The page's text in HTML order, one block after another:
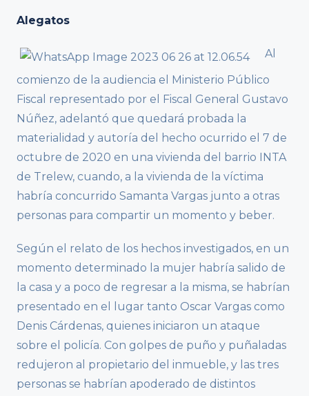
Alegatos
Al
comienzo de la audiencia el Ministerio Público
Fiscal representado por el Fiscal General Gustavo
Núñez, adelantó que quedará probada la
materialidad y autoría del hecho ocurrido el 7 de
octubre de 2020 en una vivienda del barrio INTA
de Trelew, cuando, a la vivienda de la víctima
habría concurrido Samanta Vargas junto a otras
personas para compartir un momento y beber.
Según el relato de los hechos investigados, en un
momento determinado la mujer habría salido de
la casa y a poco de regresar a la misma, se habrían
presentado en el lugar tanto Oscar Vargas como
Denis Cárdenas, quienes iniciaron un ataque
sobre el policía. Con golpes de puño y puñaladas
redujeron al propietario del inmueble, y las tres
personas se habrían apoderado de distintos